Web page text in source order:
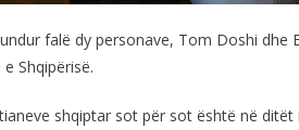
falë dy personave, Tom Doshi
Shqipërisë.
shqiptar sot për sot është në